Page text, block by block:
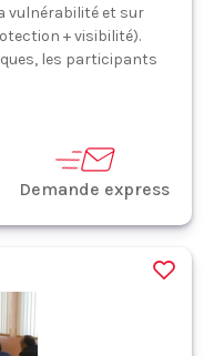
vulnérabilité et sur
+ visibilité).
les participants
Demande express